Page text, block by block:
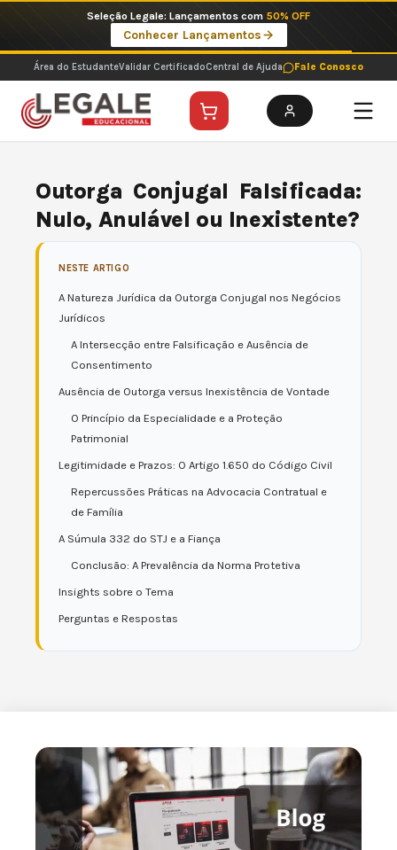
o
conteúdo
Imperdíveis no Pix: Pós Selecionadas a 199 reais no pix em parcela única
Ver ofertas
Área do EstudanteValidar CertificadoCentral de Ajuda Fale Conosco
Outorga Conjugal Falsificada:
Nulo, Anulável ou Inexistente?
NESTE ARTIGO
A Natureza Jurídica da Outorga Conjugal nos Negócios
Jurídicos
A Intersecção entre Falsificação e Ausência de
Consentimento
Ausência de Outorga versus Inexistência de Vontade
O Princípio da Especialidade e a Proteção
Patrimonial
Legitimidade e Prazos: O Artigo 1.650 do Código Civil
Repercussões Práticas na Advocacia Contratual e
de Família
A Súmula 332 do STJ e a Fiança
Conclusão: A Prevalência da Norma Protetiva
Insights sobre o Tema
Perguntas e Respostas